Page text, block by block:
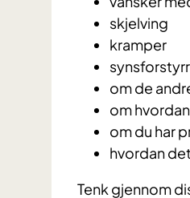
skjelving
kramper
om de
om
om du har
hvordan
Tenk gjennom